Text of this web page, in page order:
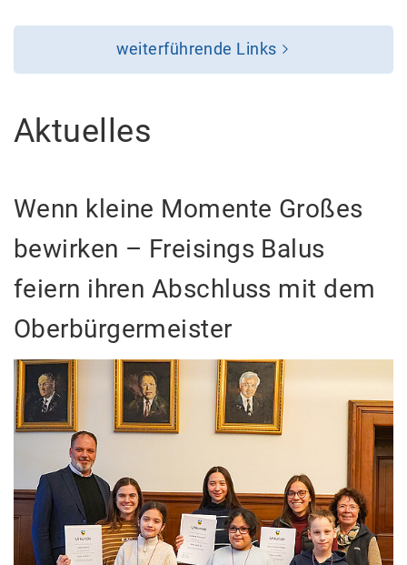
weiterführende Links
Aktuelles
Wenn kleine Momente Großes
bewirken – Freisings Balus
feiern ihren Abschluss mit dem
Oberbürgermeister